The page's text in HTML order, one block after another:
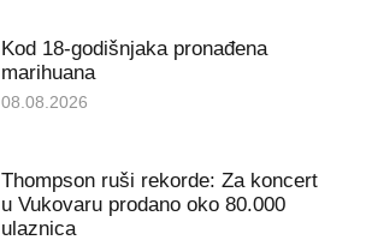
Kod 18-godišnjaka pronađena
marihuana
08.08.2026
Thompson ruši rekorde: Za koncert
u Vukovaru prodano oko 80.000
ulaznica